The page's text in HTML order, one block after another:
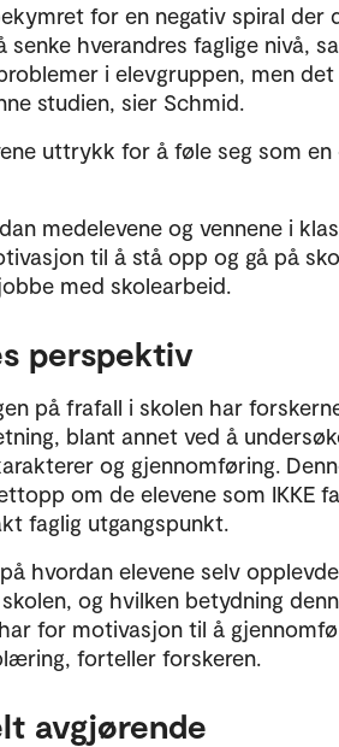
for en negativ spiral der
senke hverandres faglige nivå,
i elevgruppen, men
studien, sier Schmid.
uttrykk for å føle seg som en
medelevene og vennene i
til å stå opp og gå på
med skolearbeid.
perspektiv
på frafall i skolen har
blant annet ved å
og gjennomføring.
om de elevene som IKKE
faglig utgangspunkt.
hvordan elevene selv opplevde
og hvilken betydning
for motivasjon til å
forteller forskeren.
avgjørende